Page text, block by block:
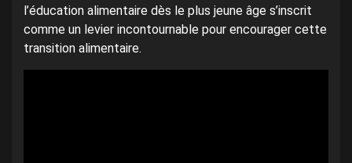
l’éducation alimentaire dès le plus jeune âge s’inscrit
comme un levier incontournable pour encourager cette
transition alimentaire.